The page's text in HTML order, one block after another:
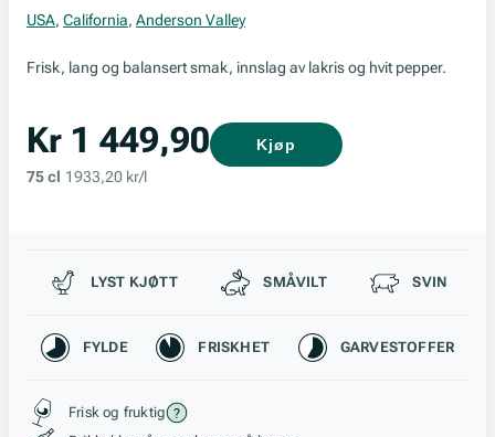
USA, California, Anderson Valley
Frisk, lang og balansert smak, innslag av lakris og hvit pepper.
Kr 1 449,90
75 cl 1933,20 kr/l
Kjøp
Passer til
LYST KJØTT SMÅVILT SVIN
Karakteristikk
FYLDE FRISKHET GARVESTOFFER
Stil, lagring og råstoff
Frisk og fruktig